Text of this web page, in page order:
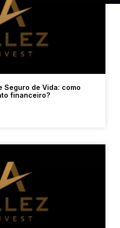
Seguro de Vida: como
financeiro?